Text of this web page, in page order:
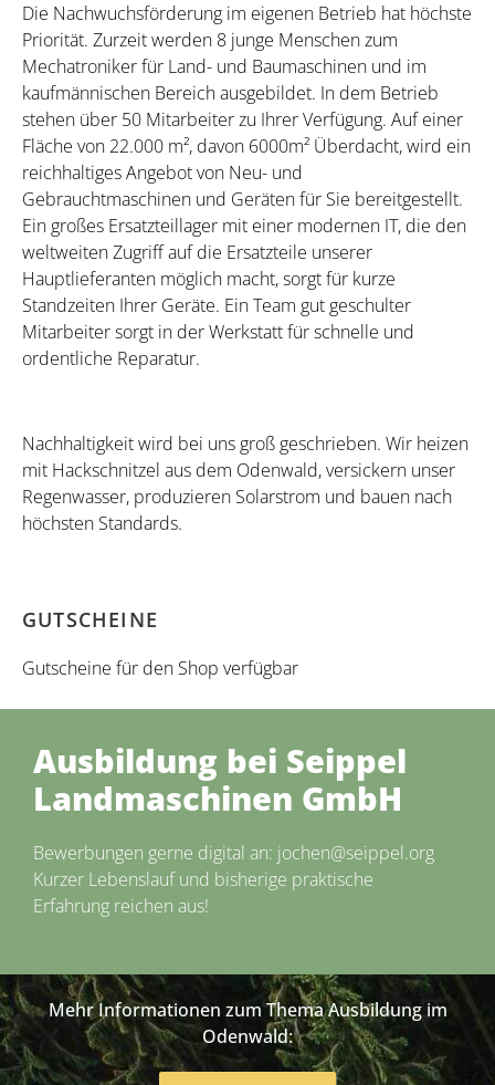
Die Nachwuchsförderung im eigenen Betrieb hat höchste
Priorität. Zurzeit werden 8 junge Menschen zum
Mechatroniker für Land- und Baumaschinen und im
kaufmännischen Bereich ausgebildet. In dem Betrieb
stehen über 50 Mitarbeiter zu Ihrer Verfügung. Auf einer
Fläche von 22.000 m², davon 6000m² Überdacht, wird ein
reichhaltiges Angebot von Neu- und
Gebrauchtmaschinen und Geräten für Sie bereitgestellt.
Ein großes Ersatzteillager mit einer modernen IT, die den
weltweiten Zugriff auf die Ersatzteile unserer
Hauptlieferanten möglich macht, sorgt für kurze
Standzeiten Ihrer Geräte. Ein Team gut geschulter
Mitarbeiter sorgt in der Werkstatt für schnelle und
ordentliche Reparatur.
Nachhaltigkeit wird bei uns groß geschrieben. Wir heizen
mit Hackschnitzel aus dem Odenwald, versickern unser
Regenwasser, produzieren Solarstrom und bauen nach
höchsten Standards.
GUTSCHEINE
Gutscheine für den Shop verfügbar
Ausbildung bei Seippel
Landmaschinen GmbH
Bewerbungen gerne digital an: jochen@seippel.org
Kurzer Lebenslauf und bisherige praktische
Erfahrung reichen aus!
Mehr Informationen zum Thema Ausbildung im
Odenwald: